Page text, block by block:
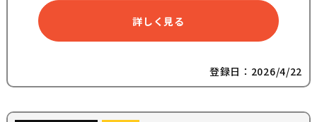
詳しく見る
登録日：2026/4/22